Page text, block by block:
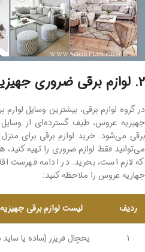
2. لوازم برقی ضروری جهیزیه عروس
در گروه لوازم برقی، بیشترین وسایل
جهیزیه عروس، طیف گسترده‌ای از
برقی می‌شود. خرید لوازم برقی برای
می‌توانید فقط لوازم ضروری را تهیه
که لازم است، بخرید. در ادامه فهرست
جهازیه عروس را ملاحظه کنید:
ردیف لیست لوازم برقی
1 یخچال فریزر (ساده یا